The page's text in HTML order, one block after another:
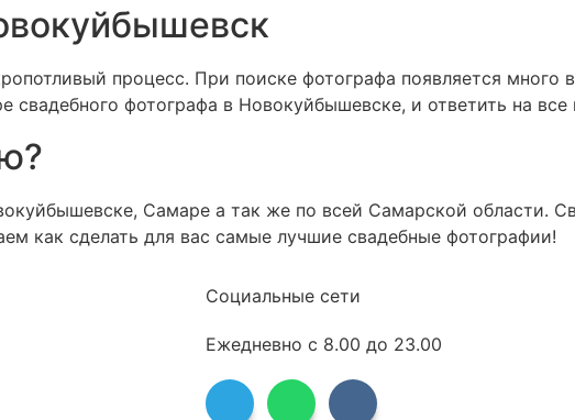
процесс. При поиске фотографа появляется много
фотографа в Новокуйбышевске, и ответить на
Самаре а так же по всей Самарской области.
как сделать для вас самые лучшие свадебные фотографии!
Социальные сети
Ежедневно с 8.00 до 23.00